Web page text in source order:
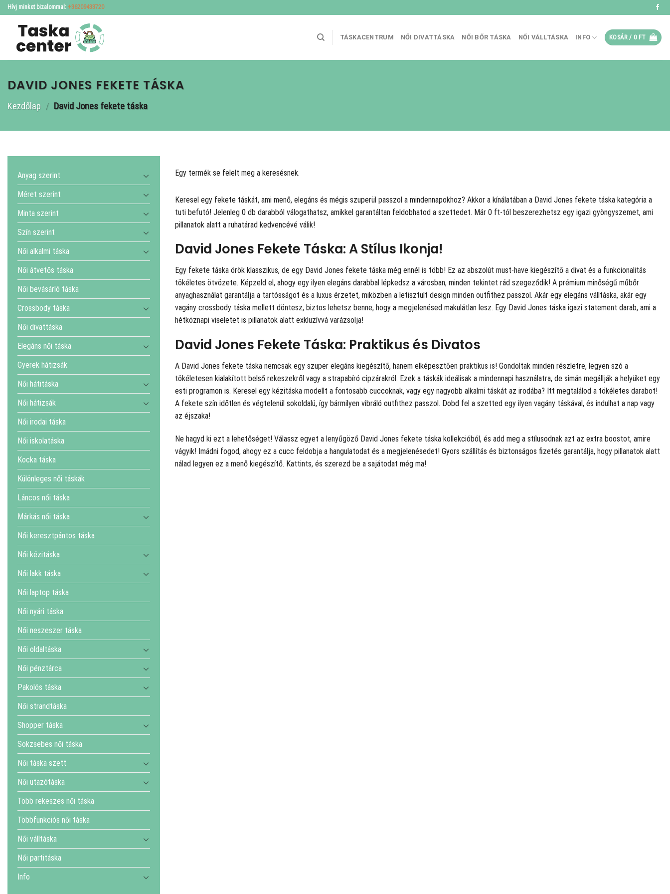
Skip
to
content
Hívj minket bizalommal: +36209433720
TÁSKACENTRUM NŐI DIVATTÁSKA NŐI BŐR TÁSKA NŐI VÁLLTÁSKA INFO KOSÁR / 0 FT
DAVID JONES FEKETE TÁSKA
Kezdőlap / David Jones fekete táska
Anyag szerint
Méret szerint
Minta szerint
Szín szerint
Női alkalmi táska
Női átvetős táska
Női bevásárló táska
Crossbody táska
Női divattáska
Elegáns női táska
Gyerek hátizsák
Női hátitáska
Női hátizsák
Női irodai táska
Női iskolatáska
Kocka táska
Különleges női táskák
Láncos női táska
Márkás női táska
Női keresztpántos táska
Női kézitáska
Női lakk táska
Női laptop táska
Női nyári táska
Női neszeszer táska
Női oldaltáska
Női pénztárca
Pakolós táska
Női strandtáska
Shopper táska
Sokzsebes női táska
Női táska szett
Női utazótáska
Több rekeszes női táska
Többfunkciós női táska
Női válltáska
Női partitáska
Info
Egy termék se felelt meg a keresésnek.
Keresel egy fekete táskát, ami menő, elegáns és mégis szuperül passzol a mindennapokhoz? Akkor a kínálatában a David Jones fekete táska kategória a
tuti befutó! Jelenleg 0 db darabból válogathatsz, amikkel garantáltan feldobhatod a szettedet. Már 0 ft-tól beszerezhetsz egy igazi gyöngyszemet, ami
pillanatok alatt a ruhatárad kedvencévé válik!
David Jones Fekete Táska: A Stílus Ikonja!
Egy fekete táska örök klasszikus, de egy David Jones fekete táska még ennél is több! Ez az abszolút must-have kiegészítő a divat és a funkcionalitás
tökéletes ötvözete. Képzeld el, ahogy egy ilyen elegáns darabbal lépkedsz a városban, minden tekintet rád szegeződik! A prémium minőségű műbőr
anyaghasználat garantálja a tartósságot és a luxus érzetet, miközben a letisztult design minden outfithez passzol. Akár egy elegáns válltáska, akár egy
vagány crossbody táska mellett döntesz, biztos lehetsz benne, hogy a megjelenésed makulátlan lesz. Egy David Jones táska igazi statement darab, ami a
hétköznapi viseletet is pillanatok alatt exkluzívvá varázsolja!
David Jones Fekete Táska: Praktikus és Divatos
A David Jones fekete táska nemcsak egy szuper elegáns kiegészítő, hanem elképesztően praktikus is! Gondoltak minden részletre, legyen szó a
tökéletesen kialakított belső rekeszekről vagy a strapabíró cipzárakról. Ezek a táskák ideálisak a mindennapi használatra, de simán megállják a helyüket egy
esti programon is. Keresel egy kézitáska modellt a fontosabb cuccoknak, vagy egy nagyobb alkalmi táskát az irodába? Itt megtalálod a tökéletes darabot!
A fekete szín időtlen és végtelenül sokoldalú, így bármilyen vibráló outfithez passzol. Dobd fel a szetted egy ilyen vagány táskával, és indulhat a nap vagy
az éjszaka!
Ne hagyd ki ezt a lehetőséget! Válassz egyet a lenyűgöző David Jones fekete táska kollekcióból, és add meg a stílusodnak azt az extra boostot, amire
vágyik! Imádni fogod, ahogy ez a cucc feldobja a hangulatodat és a megjelenésedet! Gyors szállítás és biztonságos fizetés garantálja, hogy pillanatok alatt
nálad legyen ez a menő kiegészítő. Kattints, és szerezd be a sajátodat még ma!